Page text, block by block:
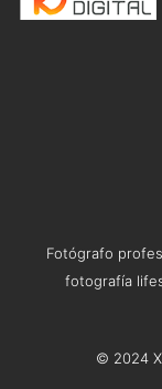
Fotógrafo
fotografía
© 2024